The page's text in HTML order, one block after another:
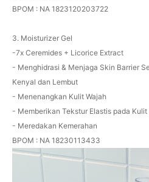
BPOM : NA 1823120203722
3. Moisturizer Gel
-7x Ceremides + Licorice Extract
- Menghidrasi & Menjaga Skin Barrier
Kenyal dan Lembut
- Menenangkan Kulit Wajah
- Memberikan Tekstur Elastis pada Kulit
- Meredakan Kemerahan
BPOM : NA 18230113433